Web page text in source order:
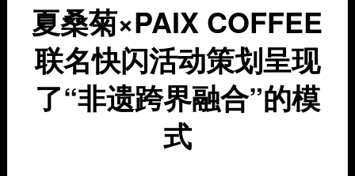
夏桑菊×PAIX COFFEE
联名快闪活动策划呈现
了“非遗跨界融合”的模
式